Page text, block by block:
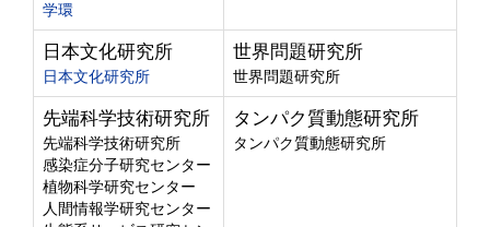
学環
日本文化研究所
日本文化研究所
世界問題研究所
世界問題研究所
先端科学技術研究所
先端科学技術研究所
感染症分子研究センター
植物科学研究センター
人間情報学研究センター
タンパク質動態研究所
タンパク質動態研究所